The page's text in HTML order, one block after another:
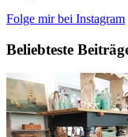
Folge mir bei Instagram
Beliebteste